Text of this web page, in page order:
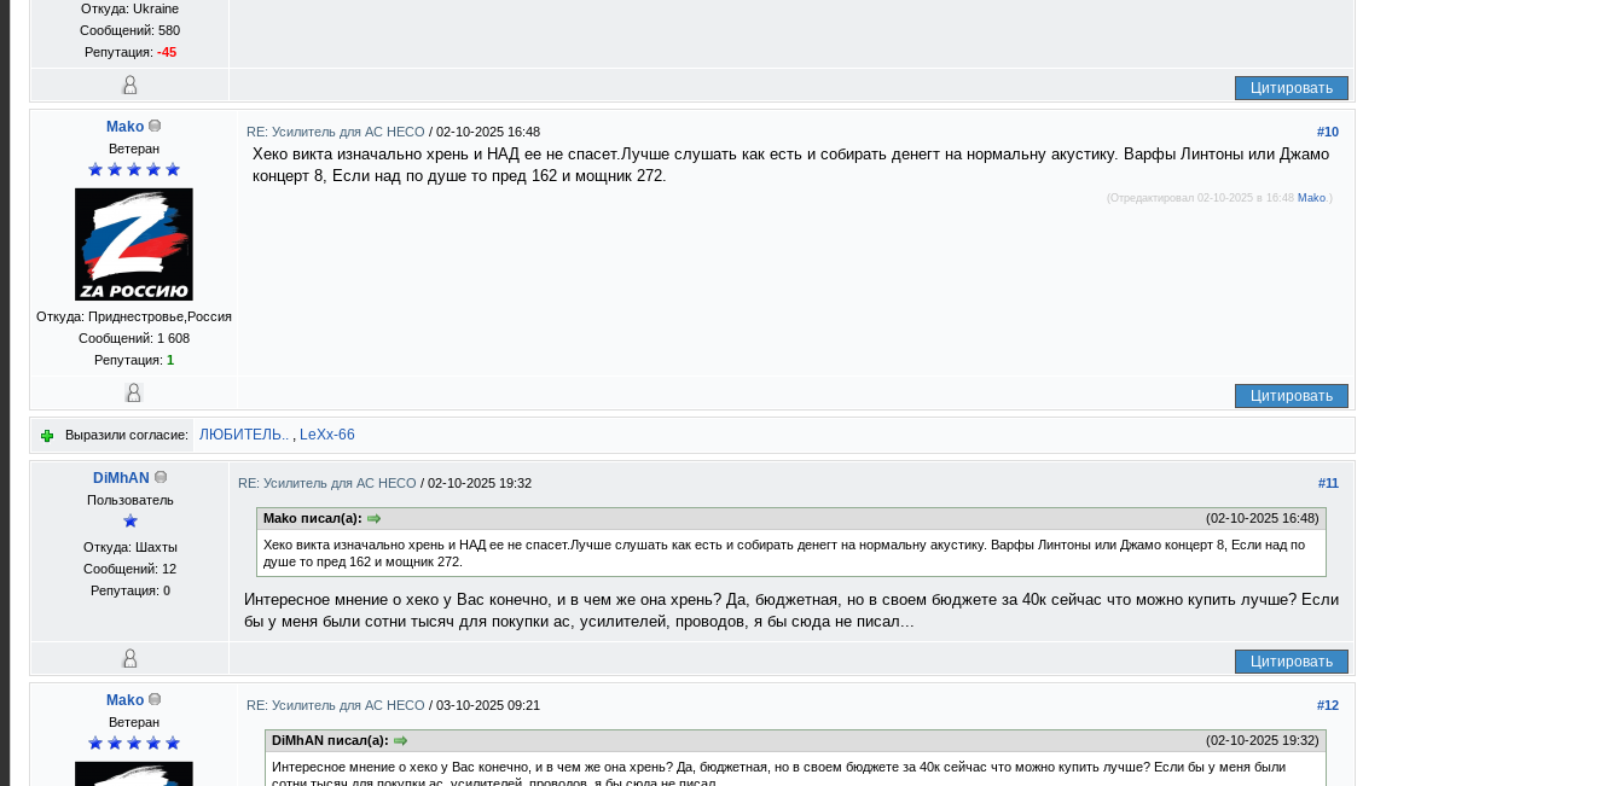
Откуда: Ukraine
Сообщений: 580
Репутация: -45
Цитировать
Mako
Ветеран
Откуда: Приднестровье,Россия
Сообщений: 1 608
Репутация: 1
#10
RE: Усилитель для AC HECO / 02-10-2025 16:48
Хеко викта изначально хрень и НАД ее не спасет.Лучше слушать как есть и собирать денегт на нормальну акустику. Варфы Линтоны или Джамо
концерт 8, Если над по душе то пред 162 и мощник 272.
(Отредактировал 02-10-2025 в 16:48 Mako.)
Цитировать
Выразили согласие: ЛЮБИТЕЛЬ.. , LeXx-66
DiMhAN
Пользователь
Откуда: Шахты
Сообщений: 12
Репутация: 0
#11
RE: Усилитель для AC HECO / 02-10-2025 19:32
(02-10-2025 16:48)
Mako писал(а):
Хеко викта изначально хрень и НАД ее не спасет.Лучше слушать как есть и собирать денегт на нормальну акустику. Варфы Линтоны или Джамо концерт 8, Если над по
душе то пред 162 и мощник 272.
Интересное мнение о хеко у Вас конечно, и в чем же она хрень? Да, бюджетная, но в своем бюджете за 40к сейчас что можно купить лучше? Если
бы у меня были сотни тысяч для покупки ас, усилителей, проводов, я бы сюда не писал...
Цитировать
Mako
Ветеран
#12
RE: Усилитель для AC HECO / 03-10-2025 09:21
(02-10-2025 19:32)
DiMhAN писал(а):
Интересное мнение о хеко у Вас конечно, и в чем же она хрень? Да, бюджетная, но в своем бюджете за 40к сейчас что можно купить лучше? Если бы у меня были